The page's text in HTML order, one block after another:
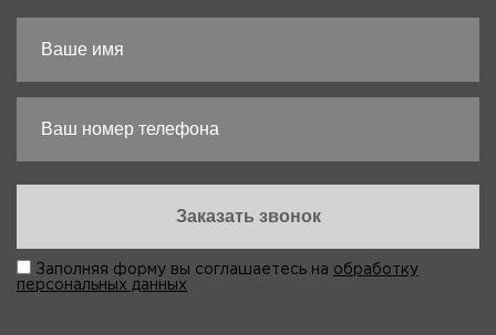
Заполняя форму вы соглашаетесь на обработку
персональных данных